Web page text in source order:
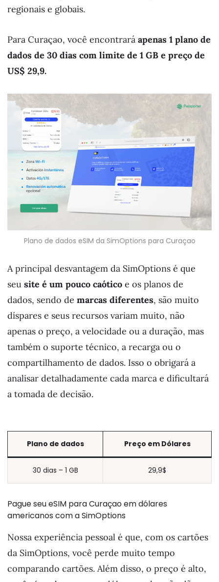
regionais e globais.
Para Curaçao, você encontrará apenas 1 plano de
dados de 30 dias com limite de 1 GB e preço de
US$ 29,9.
Plano de dados eSIM da SimOptions para Curaçao
A principal desvantagem da SimOptions é que
seu site é um pouco caótico e os planos de
dados, sendo de marcas diferentes, são muito
díspares e seus recursos variam muito, não
apenas o preço, a velocidade ou a duração, mas
também o suporte técnico, a recarga ou o
compartilhamento de dados. Isso o obrigará a
analisar detalhadamente cada marca e dificultará
a tomada de decisão.
Plano de dados Preço emDólares
30 dias – 1 GB 29,9$
Pague seu eSIM para Curaçao em dólares
americanos com a SimOptions
Nossa experiência pessoal é que, com os cartões
da SimOptions, você perde muito tempo
comparando cartões. Além disso, o preço é alto,